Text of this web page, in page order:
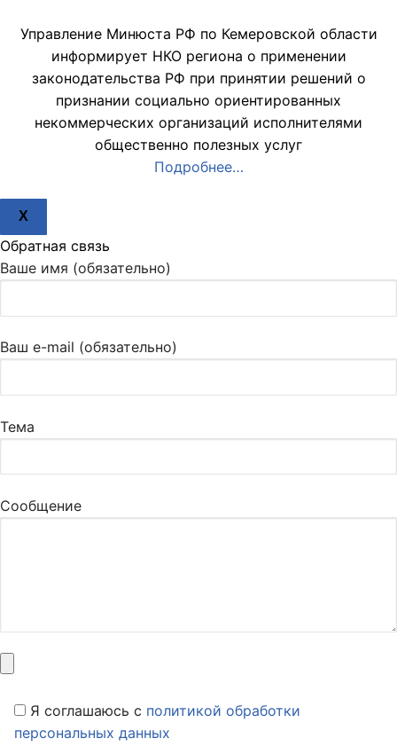
Управление Минюста РФ по Кемеровской области
информирует НКО региона о применении
законодательства РФ при принятии решений о
признании социально ориентированных
некоммерческих организаций исполнителями
общественно полезных услуг
Подробнее…
X
Обратная связь
Ваше имя (обязательно)
Ваш e-mail (обязательно)
Тема
Сообщение
Я соглашаюсь c политикой обработки
персональных данных